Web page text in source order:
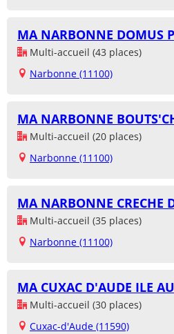
MA NARBONNE DOMUS
Multi-accueil (43 places)
Narbonne (11100)
MA NARBONNE
Multi-accueil (20 places)
Narbonne (11100)
MA NARBONNE CRECHE
Multi-accueil (35 places)
Narbonne (11100)
MA CUXAC D'AUDE ILE
Multi-accueil (30 places)
Cuxac-d'Aude (11590)